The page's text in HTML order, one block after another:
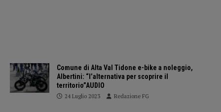
Comune di Alta Val Tidone e-bike a noleggio,
Albertini: “l’alternativa per scoprire il
territorio”AUDIO
24 Luglio 2023 Redazione FG